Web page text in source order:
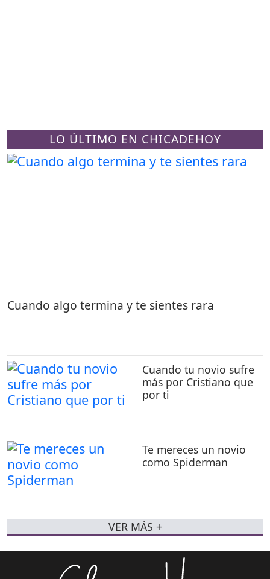
LO ÚLTIMO EN CHICADEHOY
Cuando algo termina y te sientes rara
Cuando tu novio sufre
más por Cristiano que
por ti
Te mereces un novio
como Spiderman
VER MÁS +